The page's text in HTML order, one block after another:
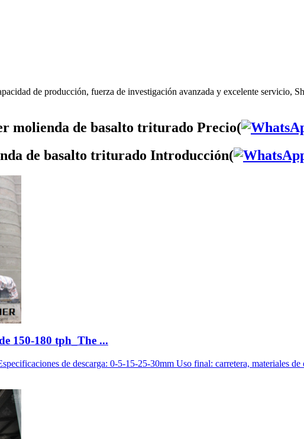
de producción, fuerza de investigación avanzada y excelente servicio,
molienda de basalto triturado Precio(
de basalto triturado Introducción(
150-180 tph_The ...
de descarga: 0-5-15-25-30mm Uso final: carretera, materiales